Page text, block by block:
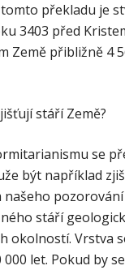
překladu je
3403 před
Země přibližně 4
stáří Země?
se
být například
našeho
stáří
okolností. Vrstva
let. Pokud by